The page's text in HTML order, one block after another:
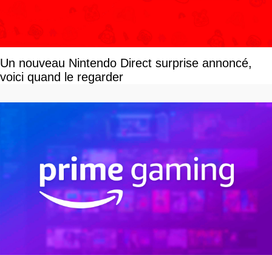
Un nouveau Nintendo Direct surprise annoncé,
voici quand le regarder